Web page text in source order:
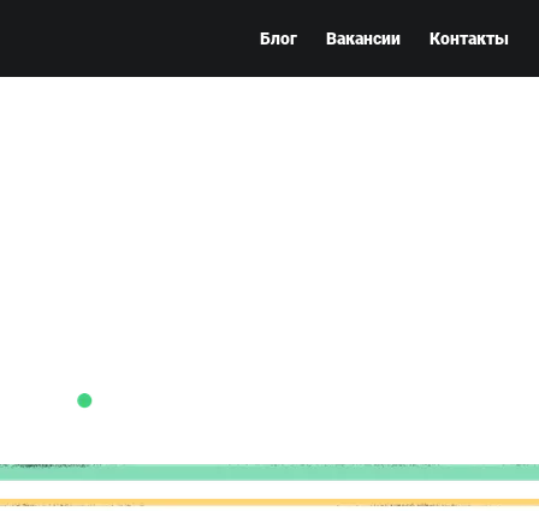
Блог Вакансии Контакты